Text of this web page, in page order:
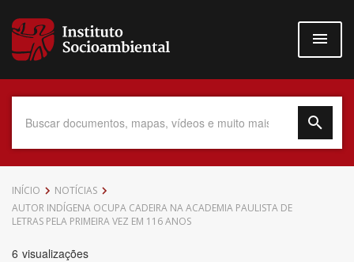
para
conteúdo
Data do Documento
INÍCIO
NOTÍCIAS
AUTOR INDÍGENA OCUPA CADEIRA NA ACADEMIA PAULISTA DE
LETRAS PELA PRIMEIRA VEZ EM 116 ANOS
6 visualizações